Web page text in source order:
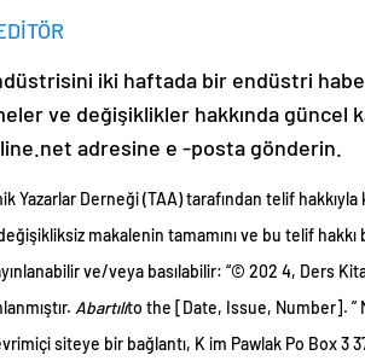
iki haftada bir endüstri
ve değişiklikler hakkında güncel
adresine e -posta gönderin.
Yazarlar Derneği (TAA) tarafından telif
makalenin tamamını ve bu telif
ve/veya basılabilir: “© 202 4, Ders
Abartılıto the [Date, Issue, Number]. ”
siteye bir bağlantı, K im Pawlak Po Box 3